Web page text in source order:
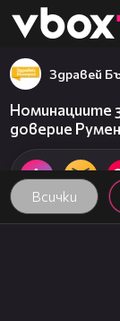
👾
Всички
Здравей
Номинациите
доверие